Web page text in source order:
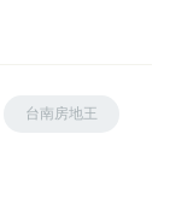
台南房地王